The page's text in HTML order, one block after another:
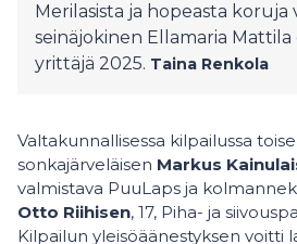
Merilasista ja hopeasta koruja
seinäjokinen Ellamaria
yrittäjä 2025. Taina Renkola
Valtakunnallisessa kilpailussa
sonkajärveläisen Markus
valmistava PuuLaps ja
Otto Riihisen, 17, Piha- ja
Kilpailun yleisöäänestyksen voitti